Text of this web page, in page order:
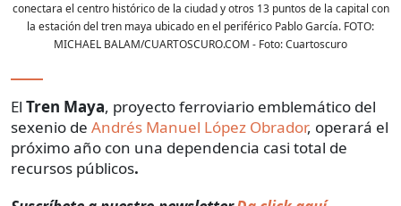
conectara el centro histórico de la ciudad y otros 13 puntos de la capital con
la estación del tren maya ubicado en el periférico Pablo García. FOTO:
MICHAEL BALAM/CUARTOSCURO.COM - Foto:Cuartoscuro
El Tren Maya, proyecto ferroviario emblemático del
sexenio de Andrés Manuel López Obrador, operará el
próximo año con una dependencia casi total de
recursos públicos.